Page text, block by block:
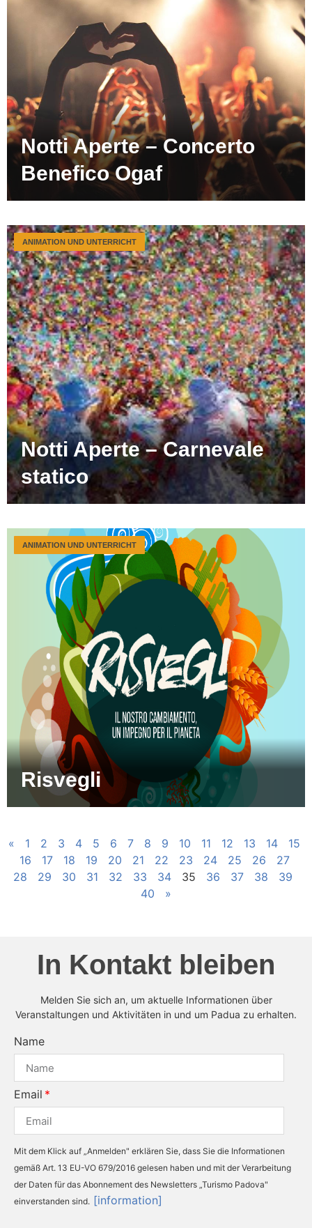
Notti Aperte – Concerto
Benefico Ogaf
Notti Aperte – Carnevale
statico
ANIMATION UND UNTERRICHT
Risvegli
ANIMATION UND UNTERRICHT
« 1 2 3 4 5 6 7 8 9 10 11 12 13 14
15
16
17 18 19 20 21 22 23 24 25 26
27
28
29 30 31 32 33 34 35 36 37 38
39
40
»
In Kontakt bleiben
Melden Sie sich an, um aktuelle Informationen über
Veranstaltungen und Aktivitäten in und um Padua zu erhalten.
Name
Email
Mit dem Klick auf „Anmelden" erklären Sie, dass Sie die Informationen
gemäß Art. 13 EU-VO 679/2016 gelesen haben und mit der Verarbeitung
der Daten für das Abonnement des Newsletters „Turismo Padova"
einverstanden sind. [information]